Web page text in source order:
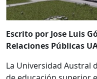
Escrito por Jose Luis
Relaciones Públicas
La Universidad Austral